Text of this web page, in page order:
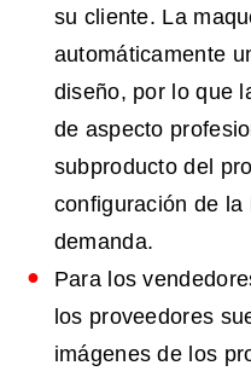
su cliente. La
automáticamente
diseño, por lo que
de aspecto
subproducto del
configuración de la
demanda.
Para los
los proveedores
imágenes de los